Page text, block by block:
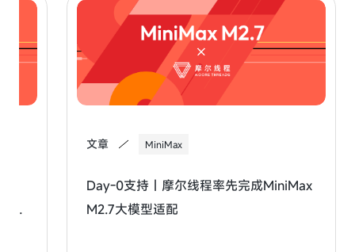
文章 MiniMax
Day-0支持｜摩尔线程率先完成MiniMax
M2.7大模型适配